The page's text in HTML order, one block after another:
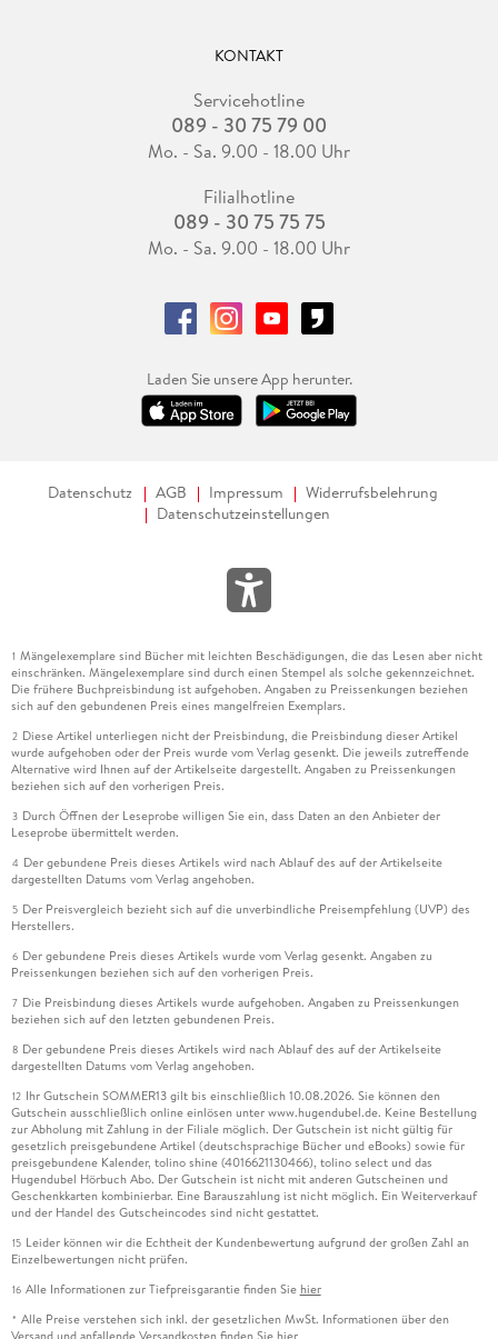
KONTAKT
Servicehotline
089 - 30 75 79 00
Mo. - Sa. 9.00 - 18.00 Uhr
Filialhotline
089 - 30 75 75 75
Mo. - Sa. 9.00 - 18.00 Uhr
Laden Sie unsere App herunter.
Datenschutz AGB Impressum
Widerrufsbelehrung
Datenschutzeinstellungen
1 Mängelexemplare sind Bücher mit leichten Beschädigungen, die das Lesen aber nicht
einschränken. Mängelexemplare sind durch einen Stempel als solche gekennzeichnet.
Die frühere Buchpreisbindung ist aufgehoben. Angaben zu Preissenkungen beziehen
sich auf den gebundenen Preis eines mangelfreien Exemplars.
2 Diese Artikel unterliegen nicht der Preisbindung, die Preisbindung dieser Artikel
wurde aufgehoben oder der Preis wurde vom Verlag gesenkt. Die jeweils zutreffende
Alternative wird Ihnen auf der Artikelseite dargestellt. Angaben zu Preissenkungen
beziehen sich auf den vorherigen Preis.
3 Durch Öffnen der Leseprobe willigen Sie ein, dass Daten an den Anbieter der
Leseprobe übermittelt werden.
4 Der gebundene Preis dieses Artikels wird nach Ablauf des auf der Artikelseite
dargestellten Datums vom Verlag angehoben.
5 Der Preisvergleich bezieht sich auf die unverbindliche Preisempfehlung (UVP) des
Herstellers.
6 Der gebundene Preis dieses Artikels wurde vom Verlag gesenkt. Angaben zu
Preissenkungen beziehen sich auf den vorherigen Preis.
7 Die Preisbindung dieses Artikels wurde aufgehoben. Angaben zu Preissenkungen
beziehen sich auf den letzten gebundenen Preis.
8 Der gebundene Preis dieses Artikels wird nach Ablauf des auf der Artikelseite
dargestellten Datums vom Verlag angehoben.
12 Ihr Gutschein SOMMER13 gilt bis einschließlich 10.08.2026. Sie können den
Gutschein ausschließlich online einlösen unter www.hugendubel.de. Keine Bestellung
zur Abholung mit Zahlung in der Filiale möglich. Der Gutschein ist nicht gültig für
gesetzlich preisgebundene Artikel (deutschsprachige Bücher und eBooks) sowie für
preisgebundene Kalender, tolino shine (4016621130466), tolino select und das
Hugendubel Hörbuch Abo. Der Gutschein ist nicht mit anderen Gutscheinen und
Geschenkkarten kombinierbar. Eine Barauszahlung ist nicht möglich. Ein Weiterverkauf
und der Handel des Gutscheincodes sind nicht gestattet.
15 Leider können wir die Echtheit der Kundenbewertung aufgrund der großen Zahl an
Einzelbewertungen nicht prüfen.
16 Alle Informationen zur Tiefpreisgarantie finden Sie hier
* Alle Preise verstehen sich inkl. der gesetzlichen MwSt. Informationen über den